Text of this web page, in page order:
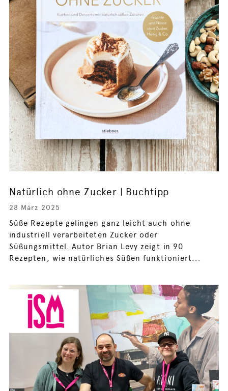
Natürlich ohne Zucker | Buchtipp
28 März 2025
Süße Rezepte gelingen ganz leicht auch ohne
industriell verarbeiteten Zucker oder
Süßungsmittel. Autor Brian Levy zeigt in 90
Rezepten, wie natürliches Süßen funktioniert...